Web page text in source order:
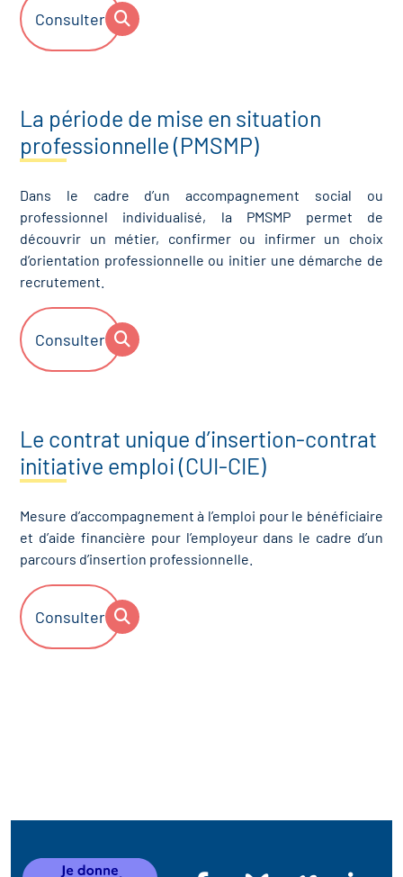
Consulter
La période de mise en situation
professionnelle (PMSMP)
Dans le cadre d’un accompagnement social ou
professionnel individualisé, la PMSMP permet de
découvrir un métier, confirmer ou infirmer un choix
d’orientation professionnelle ou initier une démarche de
recrutement.
Consulter
Le contrat unique d’insertion-contrat
initiative emploi (CUI-CIE)
Mesure d’accompagnement à l’emploi pour le bénéficiaire
et d’aide financière pour l’employeur dans le cadre d’un
parcours d’insertion professionnelle.
Consulter